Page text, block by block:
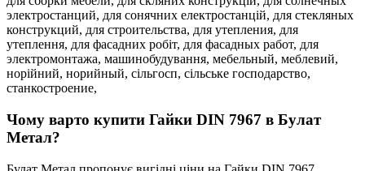
электростанций, для сонячних електростанцій, для стекляных
конструкций, для строительства, для утепления, для
утеплення, для фасадних робіт, для фасадных работ, для
электромонтажа, машинобудування, мебельный, меблевий,
норійний, норийный, сільгосп, сільське господарство,
станкостроение,
Чому варто купити Гайки DIN 7967 в Булат
Метал?